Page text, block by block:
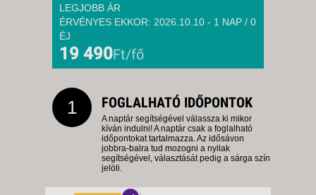
LEGJOBB ÁR
ÉRVÉNYES EKKOR: 2026.10.10 - 1 NAP / 0
ÉJ
19 490Ft/fő
1 FOGLALHATÓ IDŐPONTOK
A naptár segítségével válassza ki mikor
kíván indulni! A naptár csak a foglalható
időpontokat tartalmazza. Az idősávon
jobbra-balra tud mozogni a nyilak
segítségével, választását pedig a sárga szín
jelöli.